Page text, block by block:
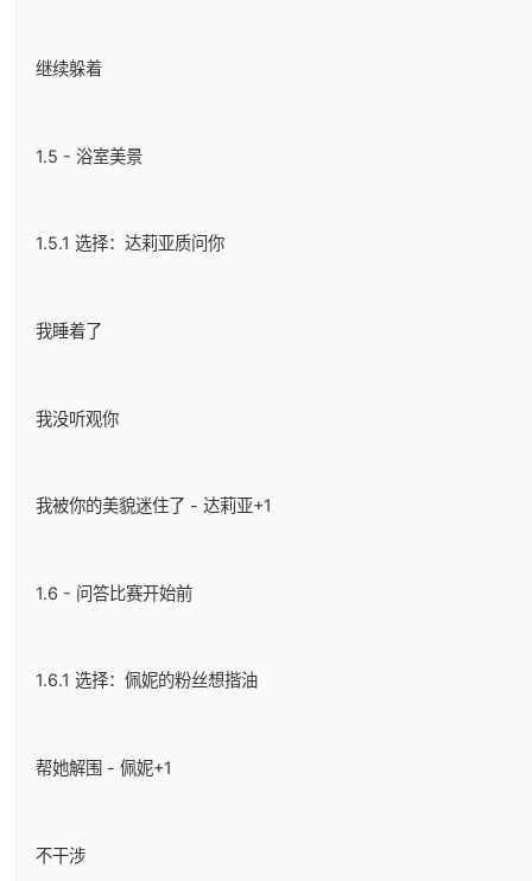
继续躲着
1.5 - 浴室美景
1.5.1 选择：达莉亚质问你
我睡着了
我没听观你
我被你的美貌迷住了 - 达莉亚+1
1.6 - 问答比赛开始前
1.6.1 选择：佩妮的粉丝想揩油
帮她解围 - 佩妮+1
不干涉